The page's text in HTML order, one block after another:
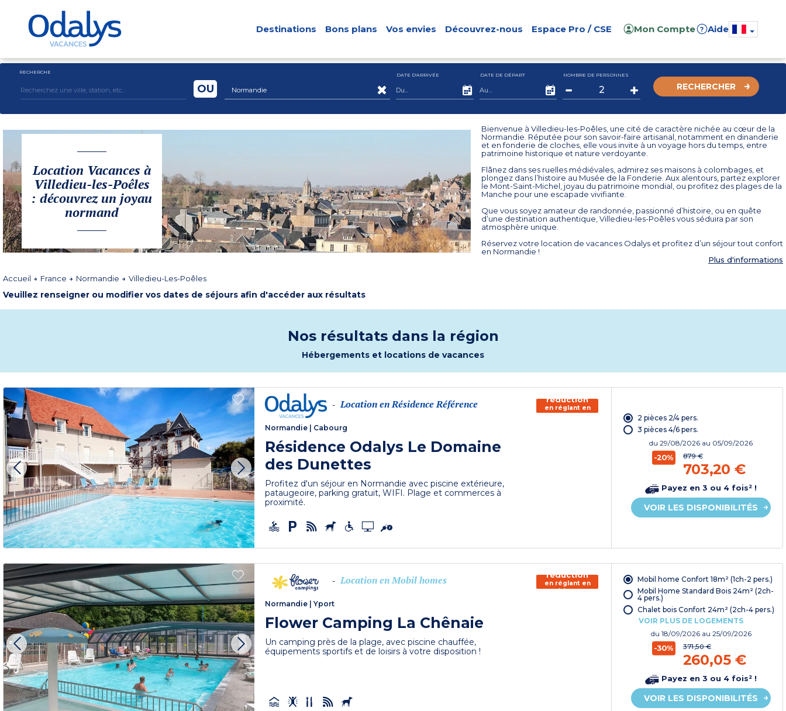
Destinations Bons plans Vos envies Découvrez-nous Espace Pro / CSE Mon Compte ? Aide
RECHERCHE
Normandie
OU
DATE D'ARRIVÉE DATE DE DÉPART NOMBRE DE PERSONNES
RECHERCHER
Location Vacances à
Villedieu-les-Poêles
: découvrez un joyau
normand
Bienvenue à Villedieu-les-Poêles, une cité de caractère nichée au cœur de la
Normandie. Réputée pour son savoir-faire artisanal, notamment en dinanderie
et en fonderie de cloches, elle vous invite à un voyage hors du temps, entre
patrimoine historique et nature verdoyante.
Flânez dans ses ruelles médiévales, admirez ses maisons à colombages, et
plongez dans l’histoire au Musée de la Fonderie. Aux alentours, partez explorer
le Mont-Saint-Michel, joyau du patrimoine mondial, ou profitez des plages de la
Manche pour une escapade vivifiante.
Que vous soyez amateur de randonnée, passionné d’histoire, ou en quête
d’une destination authentique, Villedieu-les-Poêles vous séduira par son
atmosphère unique.
Réservez votre location de vacances Odalys et profitez d’un séjour tout confort
en Normandie !
Plus d'informations
Accueil
France Normandie Villedieu-Les-Poêles
Veuillez renseigner ou modifier vos dates de séjours afin d'accéder aux résultats
Nos résultats dans la région
Hébergements et locations de vacances
- Location en Résidence Référence
Normandie Cabourg
Résidence Odalys Le Domaine
des Dunettes
Profitez d'un séjour en Normandie avec piscine extérieure,
pataugeoire, parking gratuit, WIFI. Plage et commerces à
proximité.
150€ de
réduction
en réglant en
chèque
2 pièces 2/4 pers.
3 pièces 4/6 pers.
du29/08/2026 au 05/09/2026
-20% 879 €
703,20 €
Payez en 3 ou 4 fois² !
VOIR LES DISPONIBILITÉS
- Location en Mobil homes
Normandie |Yport
Flower Camping La Chênaie
Un camping près de la plage, avec piscine chauffée,
équipements sportifs et de loisirs à votre disposition !
150€ de
réduction
en réglant en
chèque
Mobil home Confort 18m² (1ch-2 pers.)
Mobil Home Standard Bois 24m² (2ch-
4 pers.)
Chalet bois Confort 24m² (2ch-4 pers.)
VOIR PLUS DE LOGEMENTS
du 18/09/2026 au 25/09/2026
-30% 371,50 €
260,05 €
Payez en 3 ou 4 fois² !
VOIR LES DISPONIBILITÉS